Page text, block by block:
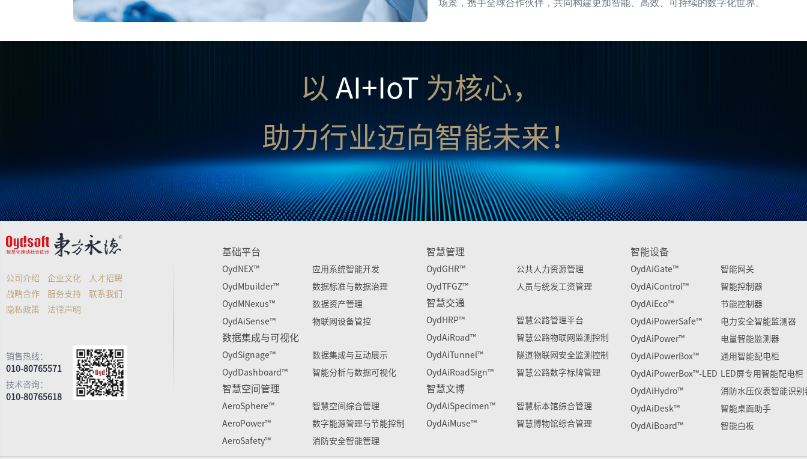
场景，携手全球合作伙伴，共同构建更加智能、高效、可持续的数字化世界。
以AI+IoT 为核心，
助力行业迈向智能未来！
公司介绍 企业文化
人才招聘
战略合作
服务支持
联系我们
隐私政策
法律声明
销售热线：
010-80765571
技术咨询：
010-80765618
基础平台
OydNEX™
应用系统智能开发
OydMbuilder™
数据标准与数据治理
OydMNexus™
数据资产管理
OydAiSense™
物联网设备管控
数据集成与可视化
OydSignage™
数据集成与互动展示
OydDashboard™
智能分析与数据可视化
智慧空间管理
AeroSphere™
智慧空间综合管理
AeroPower™
数字能源管理与节能控制
AeroSafety™
消防安全智能管理
智慧管理
OydGHR™
公共人力资源管理
OydTFGZ™
人员与统发工资管理
智慧交通
OydHRP™
智慧公路管理平台
OydAiRoad™
智慧公路物联网监测控制
OydAiTunnel™
隧道物联网安全监测控制
OydAiRoadSign™
智慧公路数字标牌管理
智慧文博
OydAiSpecimen™
智慧标本馆综合管理
OydAiMuse™
智慧博物馆综合管理
智能设备
OydAiGate™
智能网关
OydAiControl™
智能控制器
OydAiEco™
节能控制器
OydAiPowerSafe™
电力安全智能监测器
OydAiPower™
电量智能监测器
OydAiPowerBox™
通用智能配电柜
OydAiPowerBox™-LED LED屏专用智能配电柜
OydAiHydro™
消防水压仪表智能识别
OydAiDesk™
智能桌面助手
OydAiBoard™
智能白板